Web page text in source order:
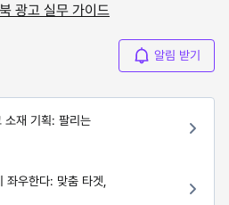
광고 실무 가이드
알림 받기
소재 기획: 팔리는
좌우한다: 맞춤 타겟,